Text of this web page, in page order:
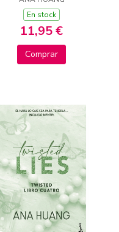
En stock
11,95 €
Comprar